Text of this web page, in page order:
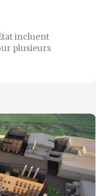
incluent
plusieurs